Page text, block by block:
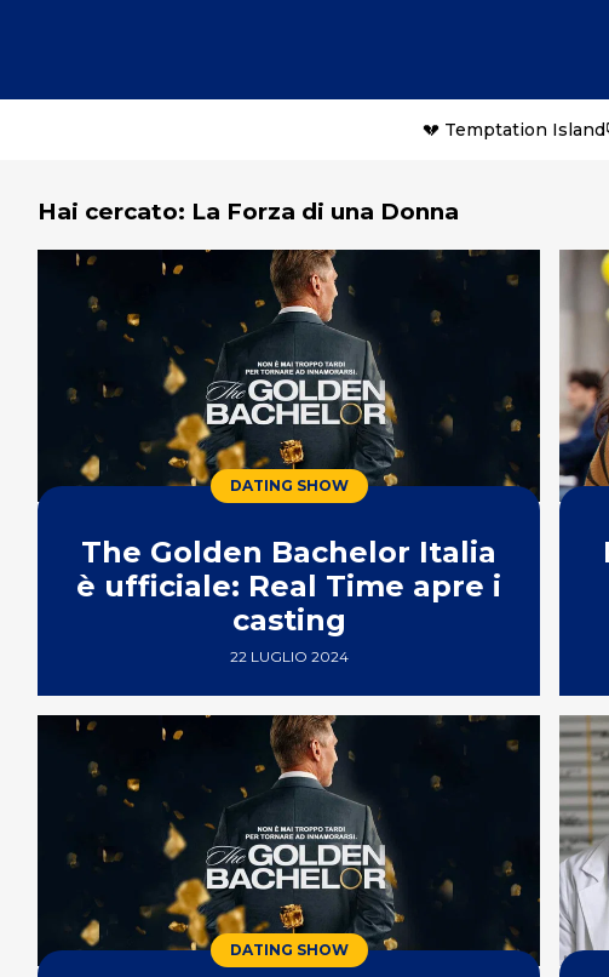
💔 Temptation Island
Hai cercato: La Forza di una Donna
DATING SHOW
The Golden Bachelor Italia
è ufficiale: Real Time apre i
casting
22 LUGLIO 2024
DATING SHOW